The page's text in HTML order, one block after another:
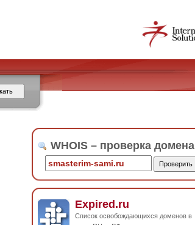
WHOIS – проверка домена
Expired.ru
Список освобождающихся доменов в